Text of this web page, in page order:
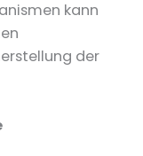
kann
der